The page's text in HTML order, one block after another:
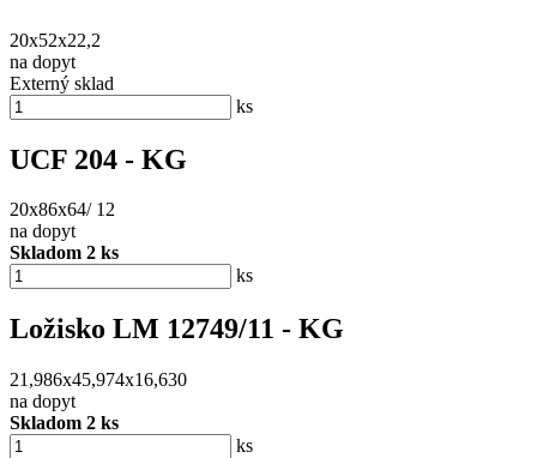
20x52x22,2
na dopyt
Externý sklad
ks
UCF 204 - KG
20x86x64/ 12
na dopyt
Skladom 2 ks
ks
Ložisko LM 12749/11 - KG
21,986x45,974x16,630
na dopyt
Skladom 2 ks
ks